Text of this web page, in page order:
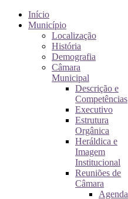
Início
Município
Localização
História
Demografia
Câmara
Municipal
Descrição e
Competências
Executivo
Estrutura
Orgânica
Heráldica e
Imagem
Institucional
Reuniões de
Câmara
Agenda